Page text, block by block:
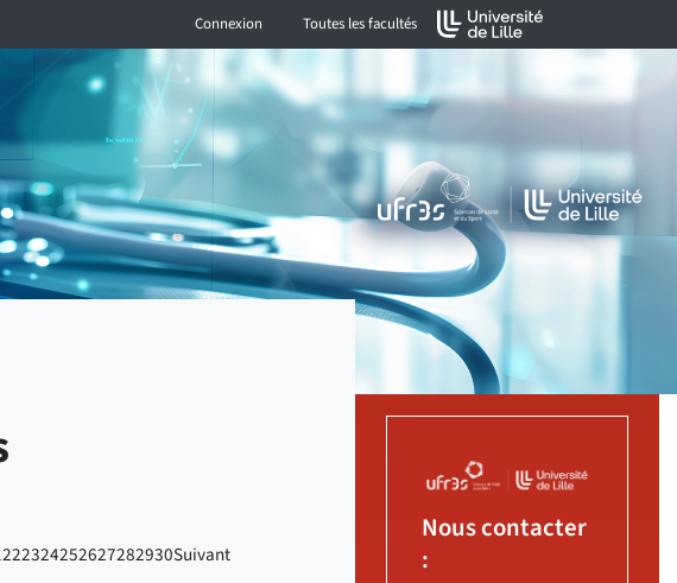
Connexion Toutes les facultés
222324252627282930Suivant
Nous contacter
: